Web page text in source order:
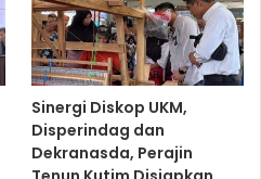
Sinergi Diskop UKM,
Disperindag dan
Dekranasda, Perajin